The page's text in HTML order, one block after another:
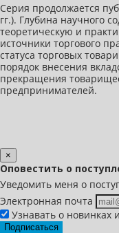
Серия продолжается
гг.). Глубина научного
теоретическую и
источники торгового
статуса торговых
порядок внесения
прекращения
предпринимателей.
×
Оповестить о
Уведомить меня о
Электронная почта
Узнавать о новинках
Подписаться